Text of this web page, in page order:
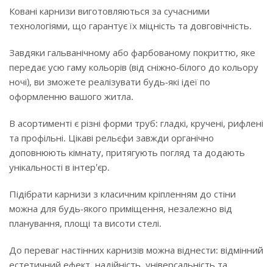
Ковані карнизи виготовляються за сучасними
технологіями, що гарантує їх міцність та довговічність.
Завдяки гальванічному або фарбованому покриттю, яке
передає усю гаму кольорів (від сніжно-білого до кольору
ночі), ви зможете реалізувати будь-які ідеї по
оформленню вашого житла.
В асортименті є різні форми труб: гладкі, кручені, рифлені
та профільні. Цікаві рельєфи завжди органічно
доповнюють кімнату, притягують погляд та додають
унікальності в інтер'єр.
Підібрати карнизи з класичним кріпленням до стіни
можна для будь-якого приміщення, незалежно від
планування, площі та висоти стелі.
До переваг настінних карнизів можна віднести: відмінний
естетичний ефект, надійність, універсальність та